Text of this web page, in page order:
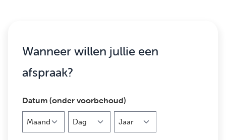
Wanneer willen jullie een
afspraak?
Datum (onder voorbehoud)